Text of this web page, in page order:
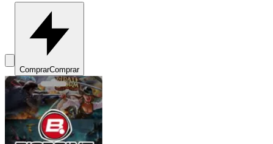
ComprarComprar